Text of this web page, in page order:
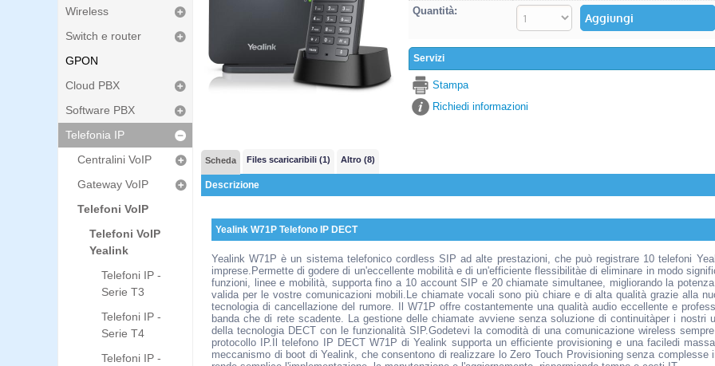
Wireless
Switch e router
GPON
Cloud PBX
Software PBX
Telefonia IP
Centralini VoIP
Gateway VoIP
Telefoni VoIP
Telefoni VoIP
Yealink
Telefoni IP -
Serie T3
Telefoni IP -
Serie T4
Telefoni IP -
Quantità:
Servizi
Stampa
Richiedi informazioni
Scheda Files scaricaribili (1) Altro (8)
Descrizione
Yealink W71P Telefono IP DECT
Yealink W71P è un sistema telefonico cordless SIP ad alte prestazioni, che può registrare 10 telefoni
imprese.Permette di godere di un'eccellente mobilità e di un'efficiente flessibilitàe di eliminare in modo
funzioni, linee e mobilità, supporta fino a 10 account SIP e 20 chiamate simultanee, migliorando la
valida per le vostre comunicazioni mobili.Le chiamate vocali sono più chiare e di alta qualità grazie alla
tecnologia di cancellazione del rumore. Il W71P offre costantemente una qualità audio eccellente e
banda che di rete scadente. La gestione delle chiamate avviene senza soluzione di continuitàper i
della tecnologia DECT con le funzionalità SIP.Godetevi la comodità di una comunicazione wireless
protocollo IP.Il telefono IP DECT W71P di Yealink supporta un efficiente provisioning e una faciledi
meccanismo di boot di Yealink, che consentono di realizzare lo Zero Touch Provisioning senza